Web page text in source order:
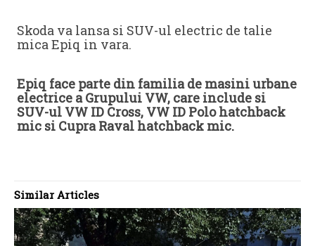
Skoda va lansa si SUV-ul electric de talie
mica Epiq in vara.
Epiq face parte din familia de masini urbane
electrice a Grupului VW, care include si
SUV-ul VW ID Cross, VW ID Polo hatchback
mic si Cupra Raval hatchback mic.
Similar Articles